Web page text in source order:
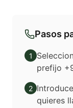
Pasos
1
prefijo
2
quieres